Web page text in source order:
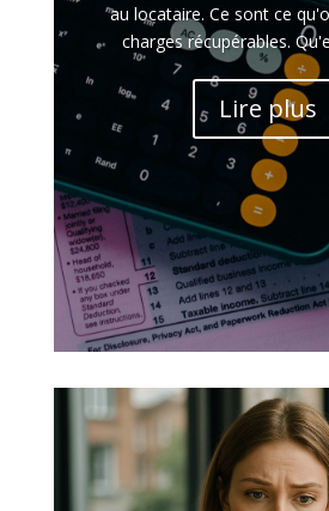
au locataire. Ce sont ce
charges récupérables.
Lire plus